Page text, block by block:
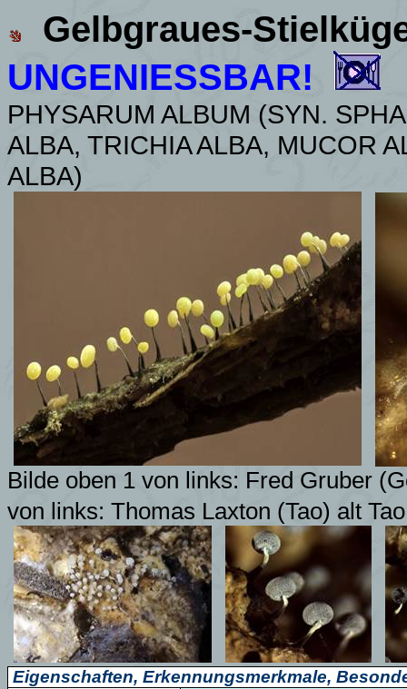
Gelbgraues-
UNGENIESSBAR!
PHYSARUM ALBUM (SYN.
ALBA, TRICHIA ALBA, MUCOR
ALBA)
Bilde oben 1 von links: Fred Gruber
von links: Thomas Laxton (Tao) alt
Eigenschaften, Erkennungsmerkmale,